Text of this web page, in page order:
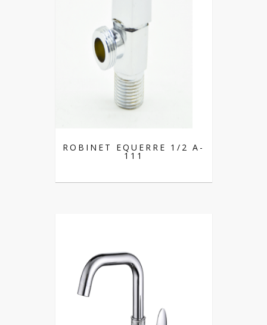
ROBINET EQUERRE 1/2 A-
111